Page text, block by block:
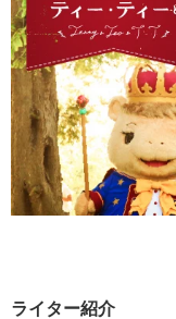
ライター紹介